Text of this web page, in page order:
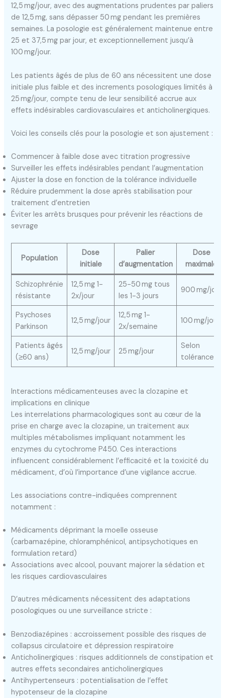
12,5 mg/jour, avec des augmentations prudentes par paliers
de 12,5 mg, sans dépasser 50 mg pendant les premières
semaines. La posologie est généralement maintenue entre
25 et 37,5 mg par jour, et exceptionnellement jusqu’à
100 mg/jour.
Les patients âgés de plus de 60 ans nécessitent une dose
initiale plus faible et des increments posologiques limités à
25 mg/jour, compte tenu de leur sensibilité accrue aux
effets indésirables cardiovasculaires et anticholinergiques.
Voici les conseils clés pour la posologie et son ajustement :
Commencer à faible dose avec titration progressive
Surveiller les effets indésirables pendant l’augmentation
Ajuster la dose en fonction de la tolérance individuelle
Réduire prudemment la dose après stabilisation pour
traitement d’entretien
Éviter les arrêts brusques pour prévenir les réactions de
sevrage
Population
Dose
initiale
Palier
d’augmentation
Dose
maximale
Schizophrénie
résistante
12,5 mg 1-
2x/jour
25-50 mg tous
les 1-3 jours
900 mg/jour
Psychoses
Parkinson
12,5 mg/jour
12,5 mg 1-
2x/semaine
100 mg/jour
Patients âgés
(≥60 ans)
12,5 mg/jour 25 mg/jour
Selon
tolérance
Interactions médicamenteuses avec la clozapine et
implications en clinique
Les interrelations pharmacologiques sont au cœur de la
prise en charge avec la clozapine, un traitement aux
multiples métabolismes impliquant notamment les
enzymes du cytochrome P450. Ces interactions
influencent considérablement l’efficacité et la toxicité du
médicament, d’où l’importance d’une vigilance accrue.
Les associations contre-indiquées comprennent
notamment :
Médicaments déprimant la moelle osseuse
(carbamazépine, chloramphénicol, antipsychotiques en
formulation retard)
Associations avec alcool, pouvant majorer la sédation et
les risques cardiovasculaires
D’autres médicaments nécessitent des adaptations
posologiques ou une surveillance stricte :
Benzodiazépines : accroissement possible des risques de
collapsus circulatoire et dépression respiratoire
Anticholinergiques : risques additionnels de constipation et
autres effets secondaires anticholinergiques
Antihypertenseurs : potentialisation de l’effet
hypotenseur de la clozapine